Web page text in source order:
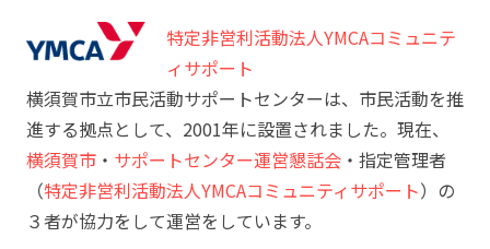
特定非営利活動法人YMCAコミュニテ
ィサポート
横須賀市立市民活動サポートセンターは、市民活動を推
進する拠点として、2001年に設置されました。現在、
横須賀市 ・ サポートセンター運営懇話会 ・指定管理者
（特定非営利活動法人YMCAコミュニティサポート）の
３者が協力をして運営をしています。